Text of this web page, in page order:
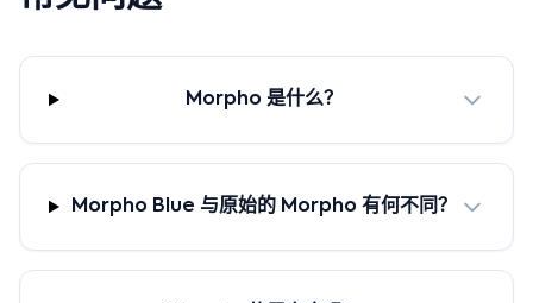
Morpho 是什么？
Morpho Blue 与原始的 Morpho 有何不同？